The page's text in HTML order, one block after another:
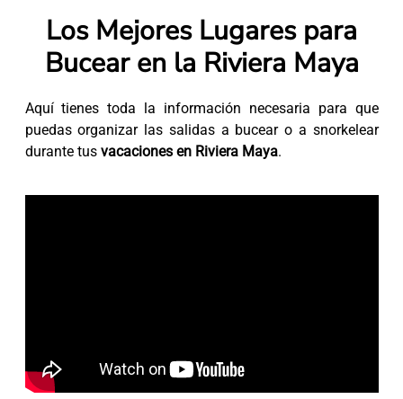
Los Mejores Lugares para
Bucear en la Riviera Maya
Aquí tienes toda la información necesaria para que
puedas organizar las salidas a bucear o a snorkelear
durante tus vacaciones en Riviera Maya.